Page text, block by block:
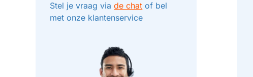
Stel je vraag viade chat of bel
met onze klantenservice